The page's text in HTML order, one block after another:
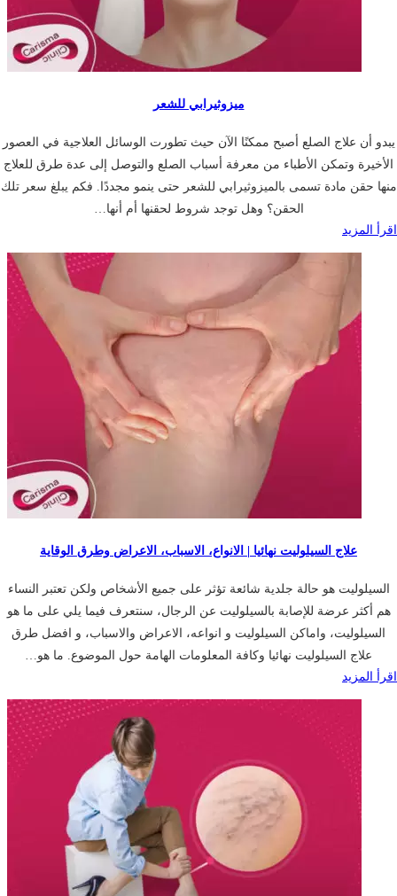
ميزوثيرابي للشعر
يبدو أن علاج الصلع أصبح ممكنًا الآن حيث تطورت الوسائل العلاجية في العصور
الأخيرة وتمكن الأطباء من معرفة أسباب الصلع والتوصل إلى عدة طرق للعلاج
منها حقن مادة تسمى بالميزوثيرابي للشعر حتى ينمو مجددًا. فكم يبلغ سعر تلك
الحقن؟ وهل توجد شروط لحقنها أم أنها…
اقرأ المزيد
علاج السيلوليت نهائيا | الانواع، الاسباب، الاعراض وطرق الوقاية
السيلوليت هو حالة جلدية شائعة تؤثر على جميع الأشخاص ولكن تعتبر النساء
هم أكثر عرضة للإصابة بالسيلوليت عن الرجال، سنتعرف فيما يلي على ما هو
السيلوليت، واماكن السيلوليت و انواعه، الاعراض والاسباب، و افضل طرق
علاج السيلوليت نهائيا وكافة المعلومات الهامة حول الموضوع. ما هو…
اقرأ المزيد